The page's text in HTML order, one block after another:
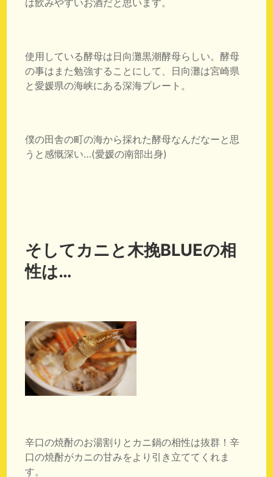
は飲みやすいお酒だと思います。
使用している酵母は日向灘黒潮酵母らしい。酵母
の事はまた勉強することにして、日向灘は宮崎県
と愛媛県の海峡にある深海プレート。
僕の田舎の町の海から採れた酵母なんだなーと思
うと感慨深い…(愛媛の南部出身)
そしてカニと木挽BLUEの相
性は…
辛口の焼酎のお湯割りとカニ鍋の相性は抜群！辛
口の焼酎がカニの甘みをより引き立ててくれま
す。